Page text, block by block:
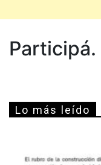
Participá.
Lo más leído